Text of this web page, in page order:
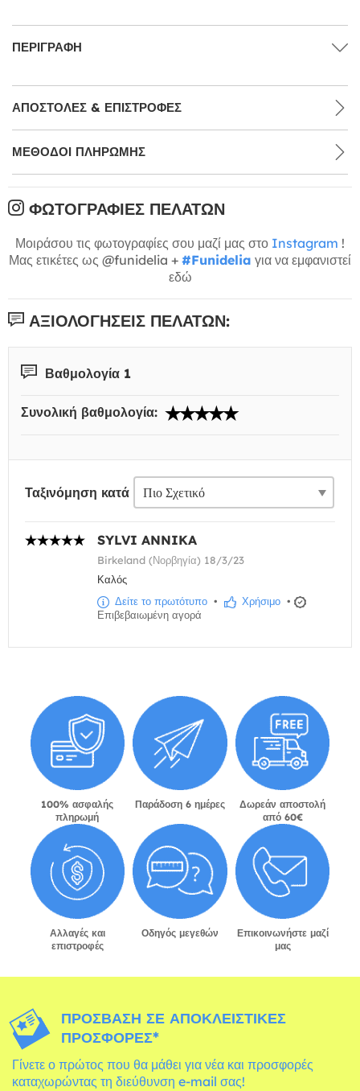
ΠΕΡΙΓΡΑΦΉ
ΑΠΟΣΤΟΛΈΣ & ΕΠΙΣΤΡΟΦΈΣ
ΜΕΘΌΔΟΙ ΠΛΗΡΩΜΉΣ
ΦΩΤΟΓΡΑΦΊΕΣ ΠΕΛΑΤΏΝ
Μοιράσου τις φωτογραφίες σου μαζί μας στο Instagram !
Μας ετικέτες ως @funidelia + #Funidelia για να εμφανιστεί
εδώ
ΑΞΙΟΛΟΓΉΣΕΙΣ ΠΕΛΑΤΏΝ:
Βαθμολογία 1
Συνολική βαθμολογία:
Ταξινόμηση κατά
SYLVI ANNIKA
Birkeland (Νορβηγία) 18/3/23
Καλός
Δείτε το πρωτότυπο • Χρήσιμο •
Επιβεβαιωμένη αγορά
100% ασφαλής
πληρωμή
Παράδοση 6 ημέρες
Δωρεάν αποστολή
από 60€
Αλλαγές και
επιστροφές
Οδηγός μεγεθών
Επικοινωνήστε μαζί
μας
ΠΡΌΣΒΑΣΗ ΣΕ ΑΠΟΚΛΕΙΣΤΙΚΈΣ
ΠΡΟΣΦΟΡΈΣ*
Γίνετε ο πρώτος που θα μάθει για νέα και προσφορές
καταχωρώντας τη διεύθυνση e-mail σας!